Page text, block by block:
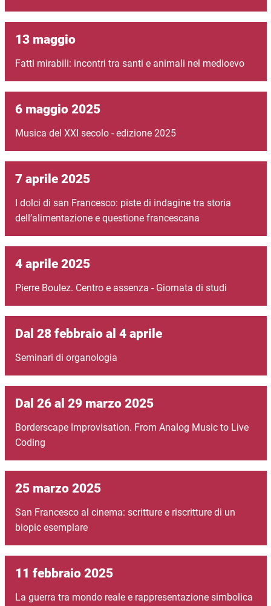
13 maggio
Fatti mirabili: incontri tra santi e animali nel medioevo
6 maggio 2025
Musica del XXI secolo - edizione 2025
7 aprile 2025
I dolci di san Francesco: piste di indagine tra storia
dell’alimentazione e questione francescana
4 aprile 2025
Pierre Boulez. Centro e assenza - Giornata di studi
Dal 28 febbraio al 4 aprile
Seminari di organologia
Dal 26 al 29 marzo 2025
Borderscape Improvisation. From Analog Music to Live
Coding
25 marzo 2025
San Francesco al cinema: scritture e riscritture di un
biopic esemplare
11 febbraio 2025
La guerra tra mondo reale e rappresentazione simbolica